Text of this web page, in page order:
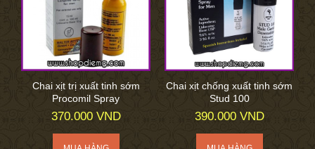
Chai xịt trị xuất tinh sớm
Procomil Spray
370.000 VND
Chai xịt chống xuất tinh sớm
Stud 100
390.000 VND